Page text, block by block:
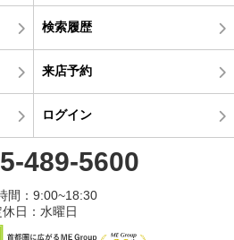
検索履歴
来店予約
ログイン
489-5600
間：9:00~18:30
休日：水曜日